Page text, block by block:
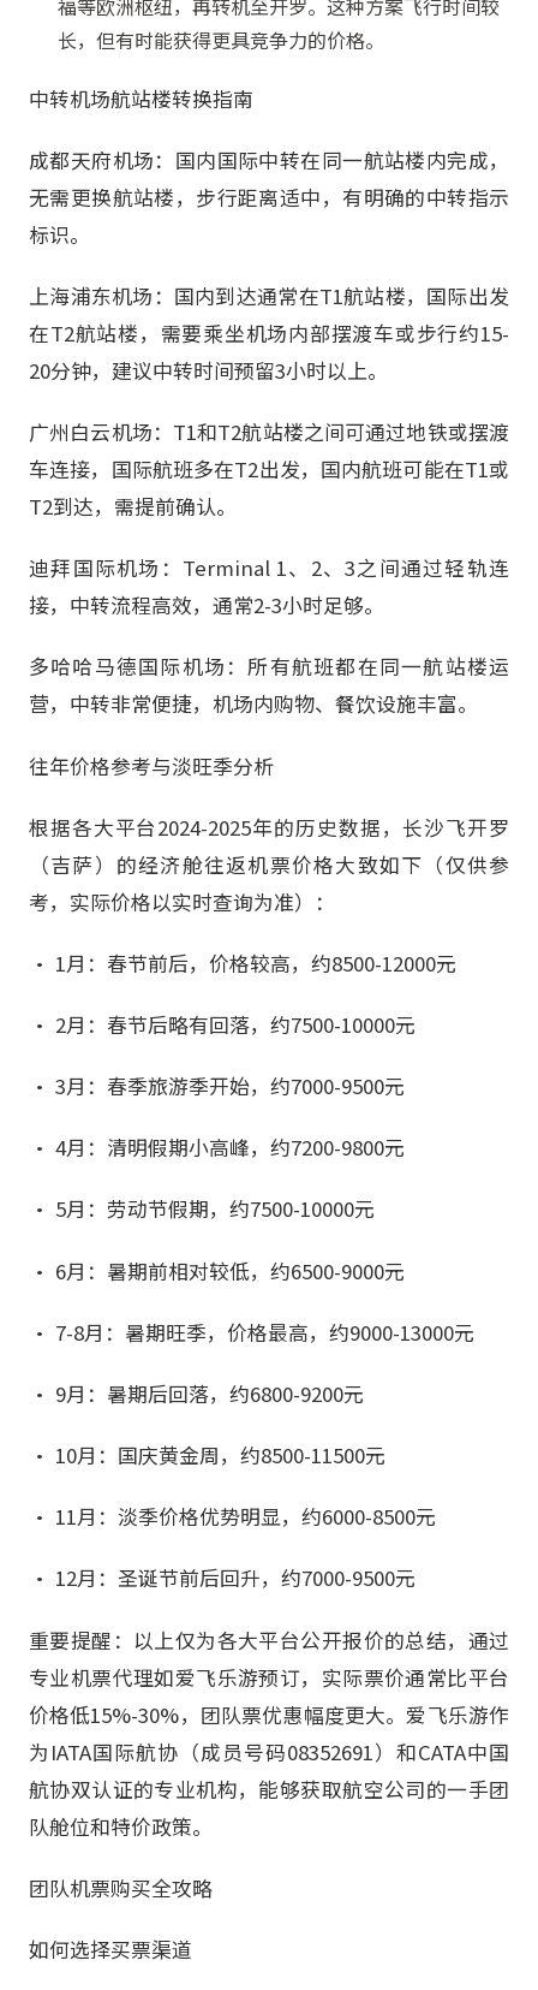
福等欧洲枢纽，再转机至开罗。这种方案飞行时间较
长，但有时能获得更具竞争力的价格。
中转机场航站楼转换指南
成都天府机场：国内国际中转在同一航站楼内完成，
无需更换航站楼，步行距离适中，有明确的中转指示
标识。
上海浦东机场：国内到达通常在T1航站楼，国际出发
在T2航站楼，需要乘坐机场内部摆渡车或步行约15-
20分钟，建议中转时间预留3小时以上。
广州白云机场：T1和T2航站楼之间可通过地铁或摆渡
车连接，国际航班多在T2出发，国内航班可能在T1或
T2到达，需提前确认。
迪拜国际机场：Terminal 1、2、3之间通过轻轨连
接，中转流程高效，通常2-3小时足够。
多哈哈马德国际机场：所有航班都在同一航站楼运
营，中转非常便捷，机场内购物、餐饮设施丰富。
往年价格参考与淡旺季分析
根据各大平台2024-2025年的历史数据，长沙飞开罗
（吉萨）的经济舱往返机票价格大致如下（仅供参
考，实际价格以实时查询为准）：
• 1月：春节前后，价格较高，约8500-12000元
• 2月：春节后略有回落，约7500-10000元
• 3月：春季旅游季开始，约7000-9500元
• 4月：清明假期小高峰，约7200-9800元
• 5月：劳动节假期，约7500-10000元
• 6月：暑期前相对较低，约6500-9000元
• 7-8月：暑期旺季，价格最高，约9000-13000元
• 9月：暑期后回落，约6800-9200元
• 10月：国庆黄金周，约8500-11500元
• 11月：淡季价格优势明显，约6000-8500元
• 12月：圣诞节前后回升，约7000-9500元
重要提醒：以上仅为各大平台公开报价的总结，通过
专业机票代理如爱飞乐游预订，实际票价通常比平台
价格低15%-30%，团队票优惠幅度更大。爱飞乐游作
为IATA国际航协（成员号码08352691）和CATA中国
航协双认证的专业机构，能够获取航空公司的一手团
队舱位和特价政策。
团队机票购买全攻略
如何选择买票渠道